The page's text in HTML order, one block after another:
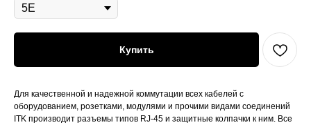
Купить
Для качественной и надежной коммутации всех кабелей с
оборудованием, розетками, модулями и прочими видами соединений
ITK производит разъемы типов RJ-45 и защитные колпачки к ним. Все